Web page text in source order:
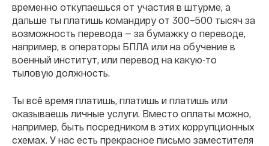
временно откупаешься от участия в штурме, а
дальше ты платишь командиру от 300–500 тысяч за
возможность перевода — за бумажку о переводе,
например, в операторы БПЛА или на обучение в
военный институт, или перевод на какую-то
тыловую должность.
Ты всё время платишь, платишь и платишь или
оказываешь личные услуги. Вместо оплаты можно,
например, быть посредником в этих коррупционных
схемах. У нас есть прекрасное письмо заместителя